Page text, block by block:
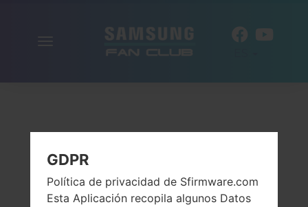
GDPR
Política de privacidad de Sfirmware.com
Esta Aplicación recopila algunos Datos